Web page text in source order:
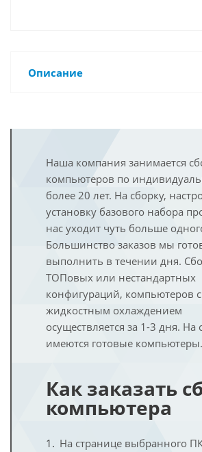
Описание
Наша компания занимается
компьютеров по
более 20 лет. На сборку,
установку базового набора
нас уходит чуть больше
Большинство заказов мы
выполнить в течении дня.
ТОПовых или нестандартных
конфигураций, компьютеров с
жидкостным охлаждением
осуществляется за 1-3 дня. На
имеются готовые компьютеры.
Как заказать
компьютера
На странице выбранного